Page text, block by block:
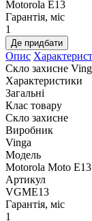
Motorola E13
Гарантія, міс
1
Де придбати
Опис
Скло захисне
Характеристики
Загальні
Клас товару
Скло захисне
Виробник
Vinga
Модель
Motorola Moto E13
Артикул
VGME13
Гарантія, міс
1